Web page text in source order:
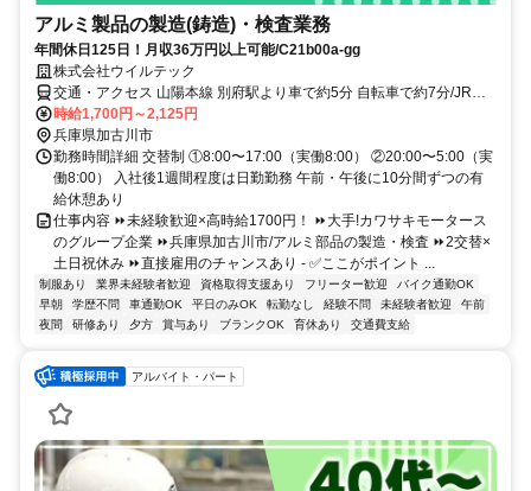
アルミ製品の製造(鋳造)・検査業務
年間休日125日！月収36万円以上可能/C21b00a-gg
株式会社ウイルテック
交通・アクセス 山陽本線 別府駅より車で約5分 自転車で約7分/JR神
戸線 東加古川駅より車で約10分 自転車で約15分＊車/バイク/電車/バ
ス/自転車/徒歩通勤OK
時給1,700円～2,125円
兵庫県加古川市
勤務時間詳細 交替制 ①8:00〜17:00（実働8:00） ②20:00〜5:00（実
働8:00） 入社後1週間程度は日勤勤務 午前・午後に10分間ずつの有
給休憩あり
仕事内容 ⏩未経験歓迎×高時給1700円！ ⏩大手!カワサキモータース
のグループ企業 ⏩兵庫県加古川市/アルミ部品の製造・検査 ⏩2交替×
土日祝休み ⏩直接雇用のチャンスあり - ✅ここがポイント ...
制服あり 業界未経験者歓迎 資格取得支援あり フリーター歓迎
バイク通勤OK
早朝
学歴不問 車通勤OK 平日のみOK 転勤なし 経験不問 未経験者歓迎
午前
夜間
研修あり 夕方 賞与あり ブランクOK 育休あり 交通費支給
アルバイト・パート